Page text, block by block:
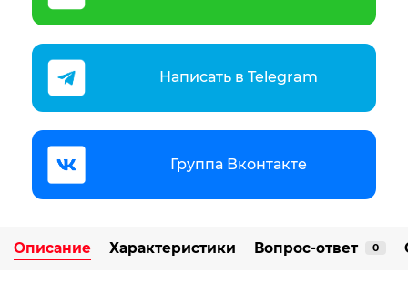
Написать в Telegram
Группа Вконтакте
Описание Характеристики Вопрос-ответ 0